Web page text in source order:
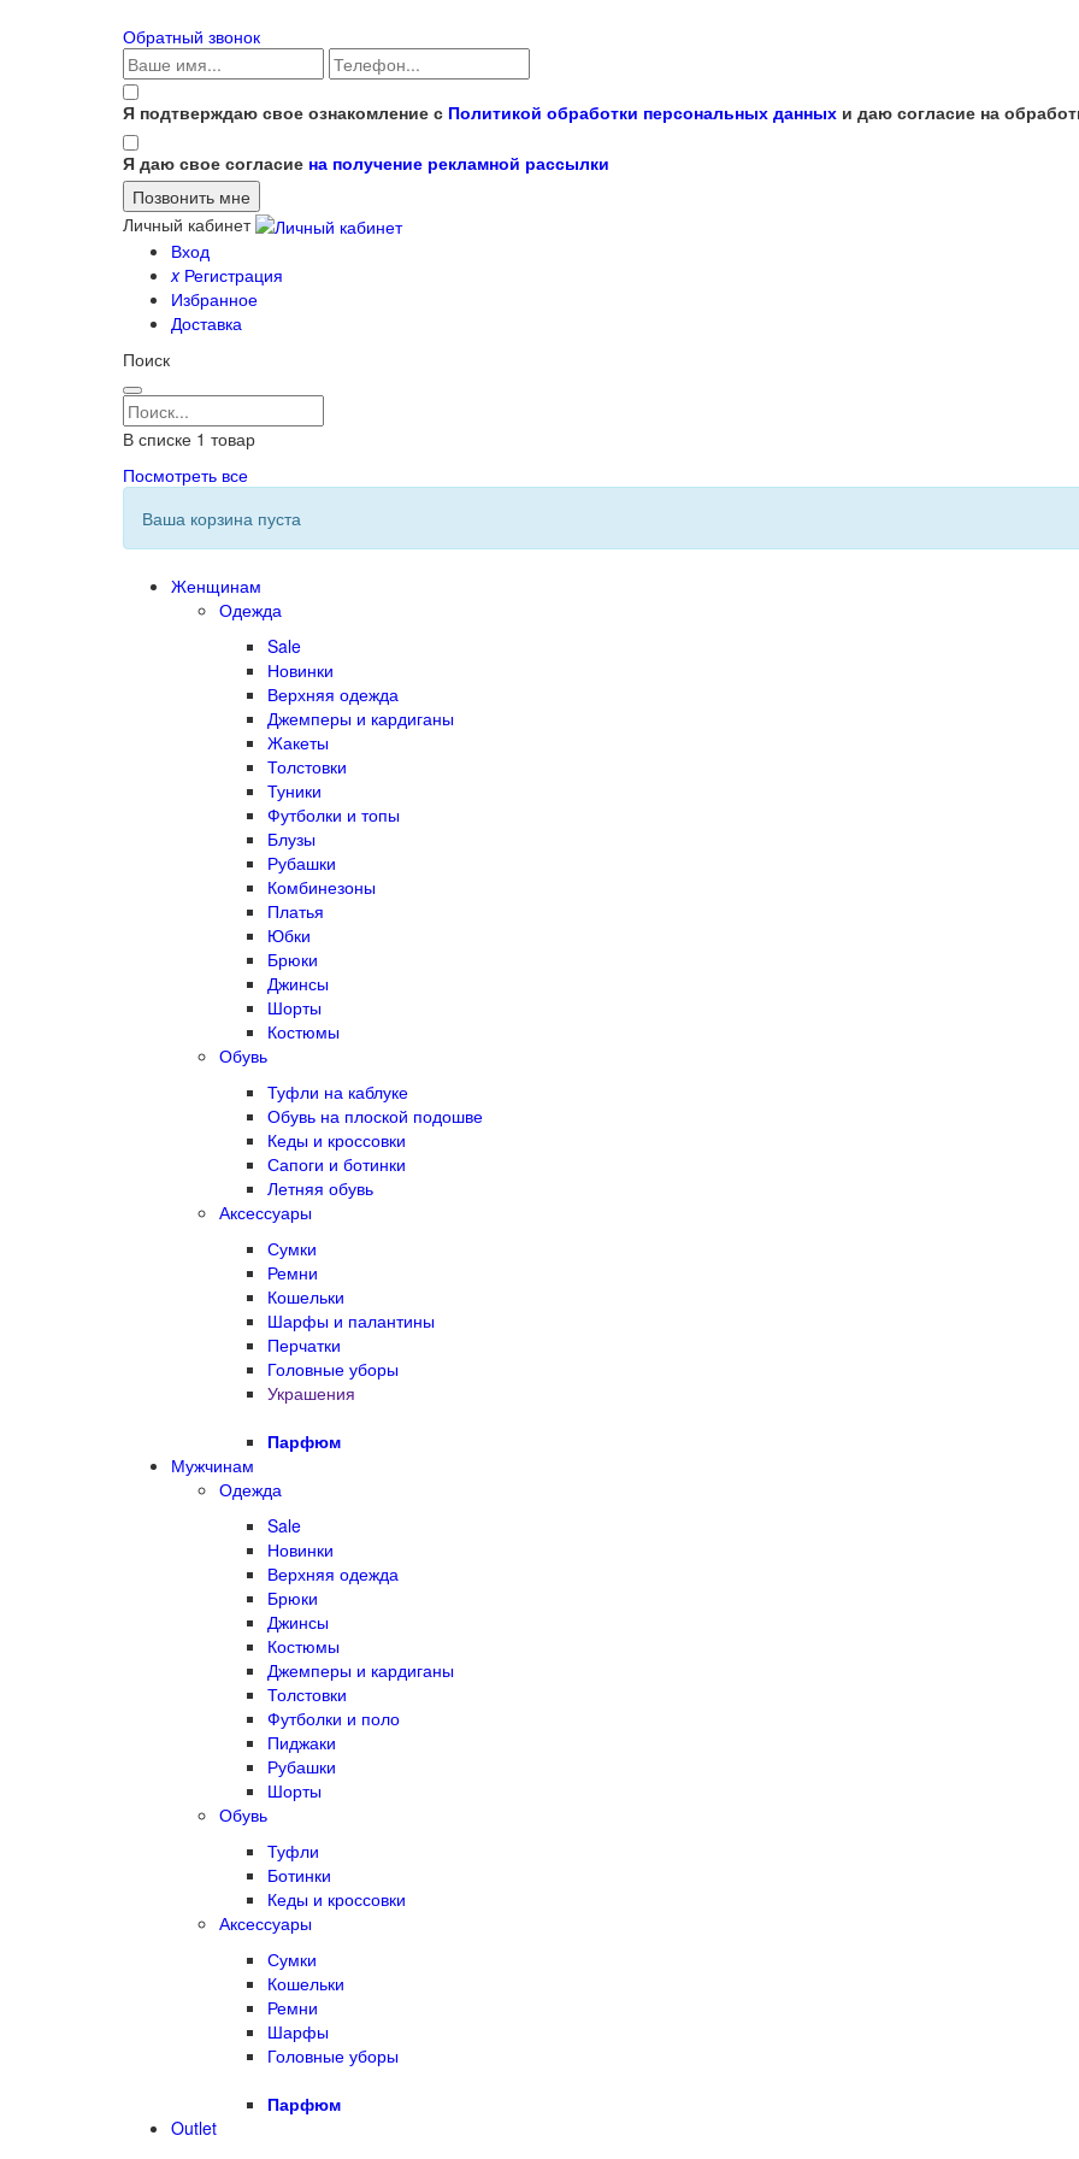
Обратный звонок
Я подтверждаю свое ознакомление с Политикой обработки персональных данных и даю согласие на
Я даю свое согласие на получение рекламной рассылки
Личный кабинет
Вход
xРегистрация
Избранное
Доставка
Поиск
В списке 1 товар
Посмотреть все
Ваша корзина пуста
Женщинам
Одежда
Sale
Новинки
Верхняя одежда
Джемперы и кардиганы
Жакеты
Толстовки
Туники
Футболки и топы
Блузы
Рубашки
Комбинезоны
Платья
Юбки
Брюки
Джинсы
Шорты
Костюмы
Обувь
Туфли на каблуке
Обувь на плоской подошве
Кеды и кроссовки
Сапоги и ботинки
Летняя обувь
Аксессуары
Сумки
Ремни
Кошельки
Шарфы и палантины
Перчатки
Головные уборы
Украшения
Парфюм
Мужчинам
Одежда
Sale
Новинки
Верхняя одежда
Брюки
Джинсы
Костюмы
Джемперы и кардиганы
Толстовки
Футболки и поло
Пиджаки
Рубашки
Шорты
Обувь
Туфли
Ботинки
Кеды и кроссовки
Аксессуары
Сумки
Кошельки
Ремни
Шарфы
Головные уборы
Парфюм
Outlet